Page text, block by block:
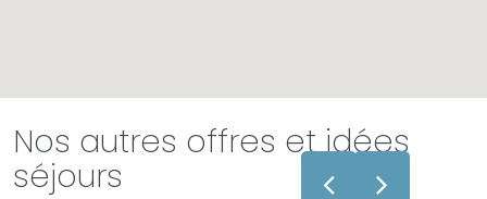
Nos autres offres et idées
séjours